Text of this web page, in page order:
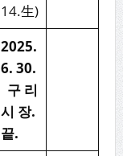
14.生)
2025.
6. 30.
구 리
시 장.
끝.